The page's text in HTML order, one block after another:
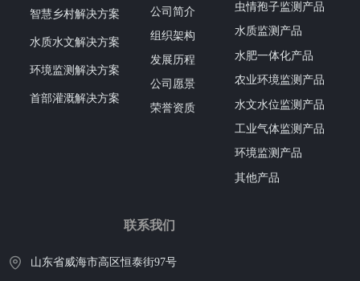
联系我们
山东省威海市高区恒泰街97号
虫情孢子监测产品
水质监测产品
水肥一体化产品
农业环境监测产品
水文水位监测产品
工业气体监测产品
环境监测产品
其他产品
智慧乡村解决方案
水质水文解决方案
环境监测解决方案
首部灌溉解决方案
公司简介
组织架构
发展历程
公司愿景
荣誉资质